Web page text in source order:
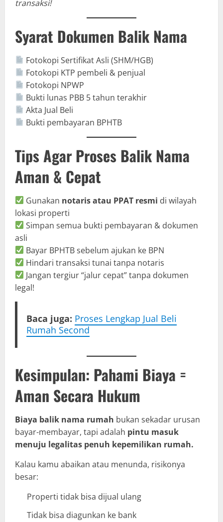
transaksi!
Syarat Dokumen Balik Nama
Fotokopi Sertifikat Asli (SHM/HGB)
Fotokopi KTP pembeli & penjual
Fotokopi NPWP
Bukti lunas PBB 5 tahun terakhir
Akta Jual Beli
Bukti pembayaran BPHTB
Tips Agar Proses Balik Nama
Aman & Cepat
Gunakan notaris atau PPAT resmi di wilayah
lokasi properti
Simpan semua bukti pembayaran & dokumen
asli
Bayar BPHTB sebelum ajukan ke BPN
Hindari transaksi tunai tanpa notaris
Jangan tergiur “jalur cepat” tanpa dokumen
legal!
Baca juga: Proses Lengkap Jual Beli
Rumah Second
Kesimpulan: Pahami Biaya =
Aman Secara Hukum
Biaya balik nama rumah bukan sekadar urusan
bayar-membayar, tapi adalah pintu masuk
menuju legalitas penuh kepemilikan rumah.
Kalau kamu abaikan atau menunda, risikonya
besar:
Properti tidak bisa dijual ulang
Tidak bisa diagunkan ke bank